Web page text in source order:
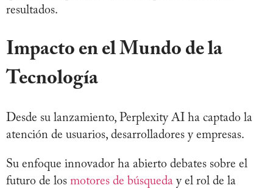
resultados.
Impacto en el Mundo de la
Tecnología
Desde su lanzamiento, Perplexity AI ha captado la
atención de usuarios, desarrolladores y empresas.
Su enfoque innovador ha abierto debates sobre el
futuro de los motores de búsqueda y el rol de la